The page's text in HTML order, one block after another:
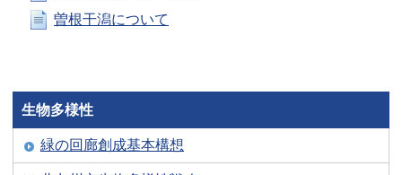
曽根干潟について
生物多様性
緑の回廊創成基本構想